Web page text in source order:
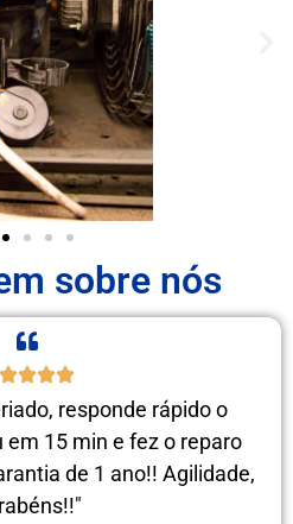
sobre nós
responde rápido o
15 min e fez o reparo
de 1 ano!! Agilidade,